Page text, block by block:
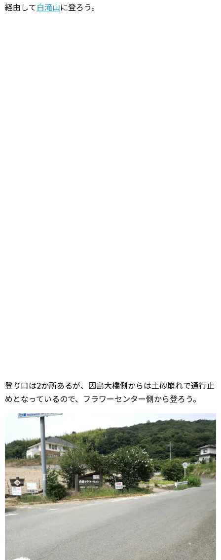
経由して白滝山に登ろう。
登り口は2か所あるが、因島大橋側からは土砂崩れで通行止
めとなっているので、フラワーセンター側から登ろう。